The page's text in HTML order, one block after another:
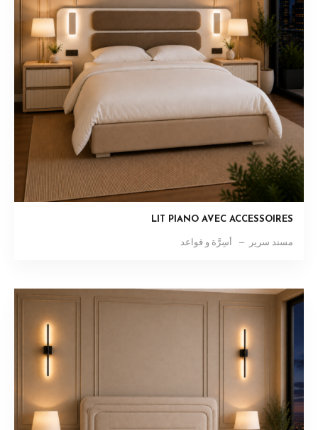
LIT PIANO AVEC ACCESSOIRES
أسِرَّة و قواعد مسند سرير